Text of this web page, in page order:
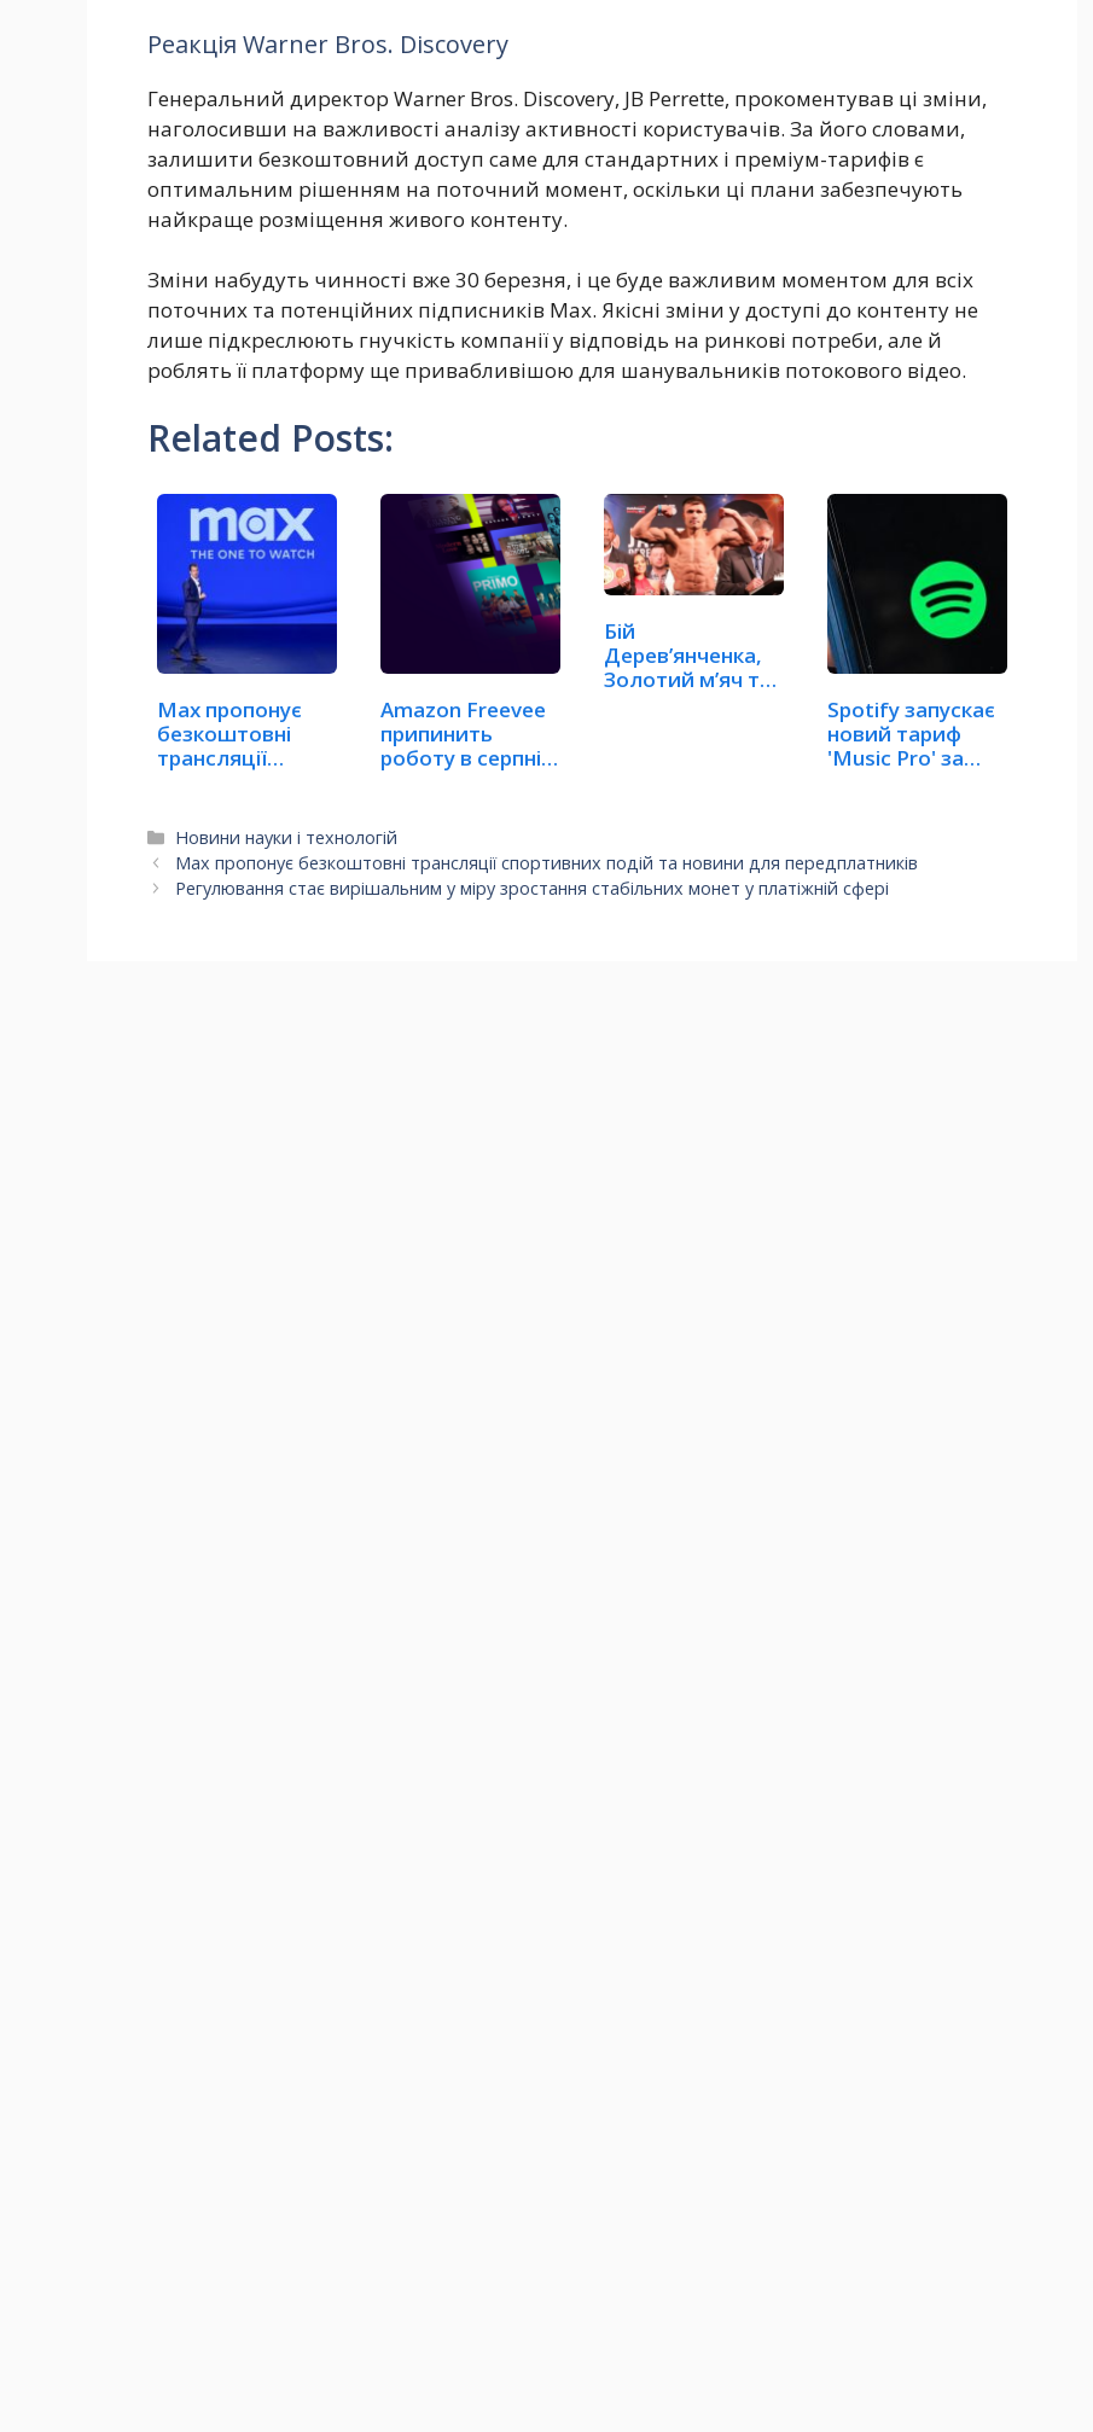
Реакція Warner Bros. Discovery
Генеральний директор Warner Bros. Discovery, JB Perrette, прокоментував ці зміни,
наголосивши на важливості аналізу активності користувачів. За його словами,
залишити безкоштовний доступ саме для стандартних і преміум-тарифів є
оптимальним рішенням на поточний момент, оскільки ці плани забезпечують
найкраще розміщення живого контенту.
Зміни набудуть чинності вже 30 березня, і це буде важливим моментом для всіх
поточних та потенційних підписників Max. Якісні зміни у доступі до контенту не
лише підкреслюють гнучкість компанії у відповідь на ринкові потреби, але й
роблять її платформу ще привабливішою для шанувальників потокового відео.
Related Posts:
Max пропонує
безкоштовні
трансляції
Amazon Freevee
припинить
роботу в серпні
Бій
Дерев’янченка,
Золотий м’яч та
Spotify запускає
новий тариф
'Music Pro' за…
Категорії
Новини науки і технологій
Max пропонує безкоштовні трансляції спортивних подій та новини для передплатників
Регулювання стає вирішальним у міру зростання стабільних монет у платіжній сфері